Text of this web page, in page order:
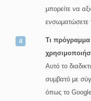
μπορείτε να
ενσωματώσετε
Τι
Αυτό το
συμβατό με
όπως το